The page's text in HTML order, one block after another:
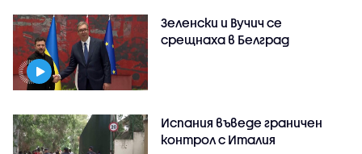
Зеленски и Вучич се
срещнаха в Белград
Испания въведе граничен
контрол с Италия